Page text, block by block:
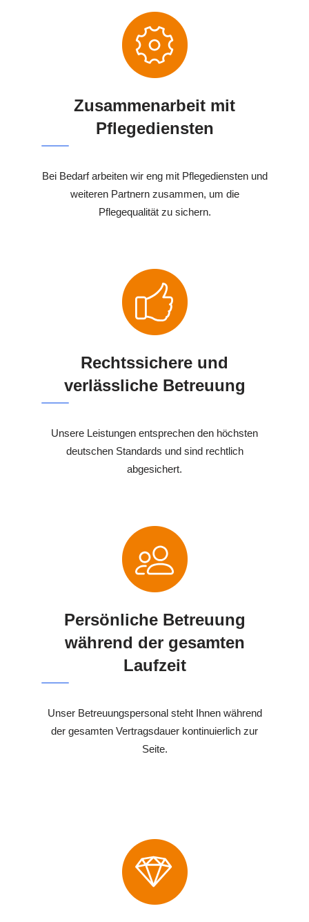
Zusammenarbeit mit
Pflegediensten
Bei Bedarf arbeiten wir eng mit Pflegediensten und
weiteren Partnern zusammen, um die
Pflegequalität zu sichern.
Rechtssichere und
verlässliche Betreuung
Unsere Leistungen entsprechen den höchsten
deutschen Standards und sind rechtlich
abgesichert.
Persönliche Betreuung
während der gesamten
Laufzeit
Unser Betreuungspersonal steht Ihnen während
der gesamten Vertragsdauer kontinuierlich zur
Seite.